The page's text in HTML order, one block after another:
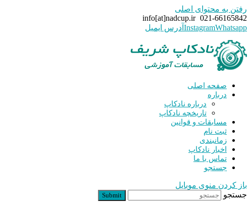
رفتن به محتوای اصلی
021-66165842
info[at]nadcup.ir
InstagramWhatsapp آدرس ایمیل
صفحه اصلی
درباره
درباره نادکاپ
تاریخچه نادکاپ
مسابقات و قوانین
ثبت نام
زمانبندی
اخبار نادکاپ
تماس با ما
جستجو
باز کردن منوی موبایل
جستجو
Submit